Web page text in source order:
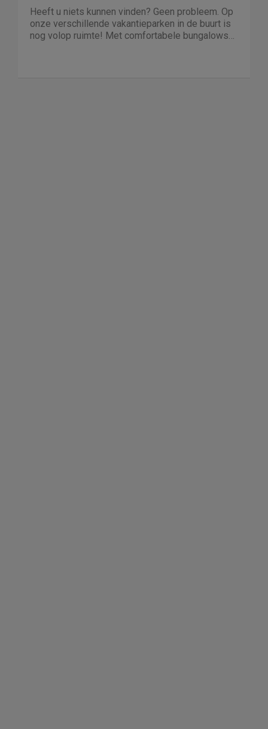
Heeft u niets kunnen vinden? Geen probleem. Op
onze verschillende vakantieparken in de buurt is
nog volop ruimte! Met comfortabele bungalows